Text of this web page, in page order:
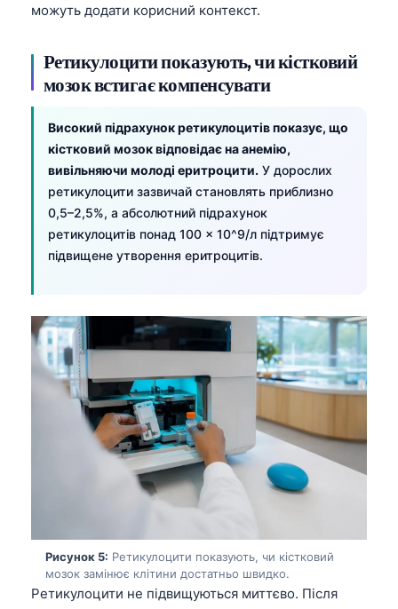
можуть додати корисний контекст.
Ретикулоцити показують, чи кістковий
мозок встигає компенсувати
Високий підрахунок ретикулоцитів показує, що
кістковий мозок відповідає на анемію,
вивільняючи молоді еритроцити. У дорослих
ретикулоцити зазвичай становлять приблизно
0,5–2,5%, а абсолютний підрахунок
ретикулоцитів понад 100 × 10^9/л підтримує
підвищене утворення еритроцитів.
Рисунок 5: Ретикулоцити показують, чи кістковий
мозок замінює клітини достатньо швидко.
Ретикулоцити не підвищуються миттєво. Після